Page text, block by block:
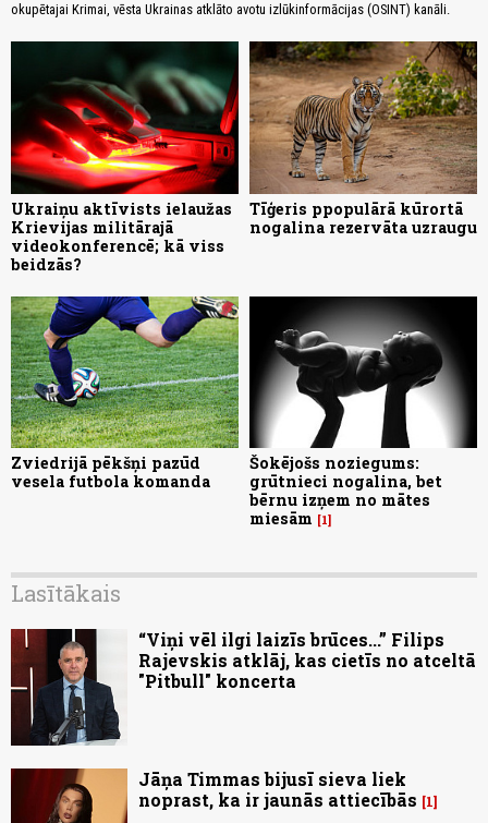
okupētajai Krimai, vēsta Ukrainas atklāto avotu izlūkinformācijas (OSINT) kanāli.
Ukraiņu aktīvists ielaužas
Krievijas militārajā
videokonferencē; kā viss
beidzās?
Tīģeris ppopulārā kūrortā
nogalina rezervāta uzraugu
Zviedrijā pēkšņi pazūd
vesela futbola komanda
Šokējošs noziegums:
grūtnieci nogalina, bet
bērnu izņem no mātes
miesām
1
Lasītākais
“Viņi vēl ilgi laizīs brūces...” Filips
Rajevskis atklāj, kas cietīs no atceltā
"Pitbull" koncerta
Jāņa Timmas bijusī sieva liek
noprast, ka ir jaunās attiecībās
1